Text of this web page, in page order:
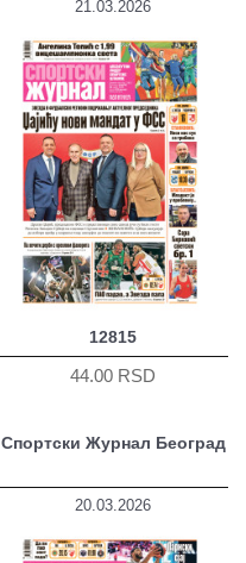
21.03.2026
12815
44.00 RSD
Спортски Журнал Београд
20.03.2026